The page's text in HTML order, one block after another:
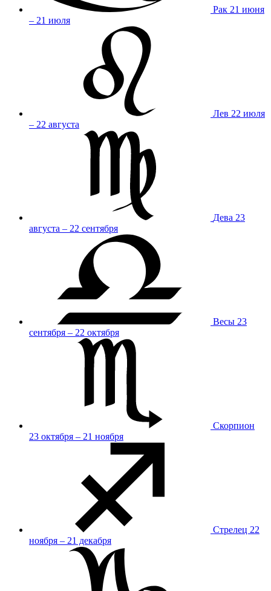
Рак 21 июня
– 21 июля
Лев 22 июля
– 22 августа
Дева 23
августа – 22 сентября
Весы 23
сентября – 22 октября
Скорпион
23 октября – 21 ноября
Стрелец 22
ноября – 21 декабря